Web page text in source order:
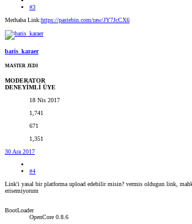
#3
Merhaba Link:https://pastebin.com/raw/JY7JcCX6
baris_karaer
MASTER JEDI
MODERATOR
DENEYİMLİ ÜYE
18 Nis 2017
1,741
671
1,351
30 Ara 2017
#4
Link'i yasal bir platforma upload edebilir misin? vermis oldugun link,
erisemiyorum
BootLoader
OpenCore 0.8.6